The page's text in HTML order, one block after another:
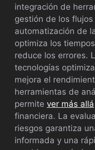
integración de
gestión de los
automatización de
optimiza los
reduce los errores.
tecnologías
mejora el
herramientas de
permite ver más allá
financiera. La
riesgos garantiza
informada y una